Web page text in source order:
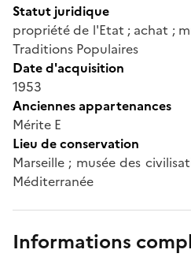
Statut juridique
propriété de l'Etat ; achat ;
Traditions Populaires
Date d'acquisition
1953
Anciennes appartenances
Mérite E
Lieu de conservation
Marseille ; musée des
Méditerranée
Informations